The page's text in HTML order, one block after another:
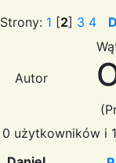
Strony: 1 [2] 3 4
Autor
0 użytkowników i